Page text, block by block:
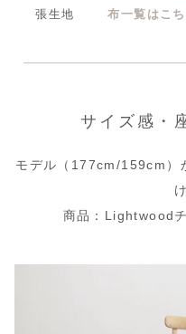
張生地
布一覧はこ
サイズ感・
モデル（177cm/159cm）
商品：Lightwood